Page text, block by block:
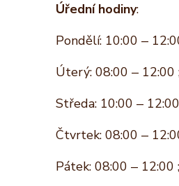
Úřední hodiny:
Pondělí: 10:00 –
Úterý: 08:00 – 12:00
Středa: 10:00 –
Čtvrtek: 08:00 –
Pátek: 08:00 – 12:00